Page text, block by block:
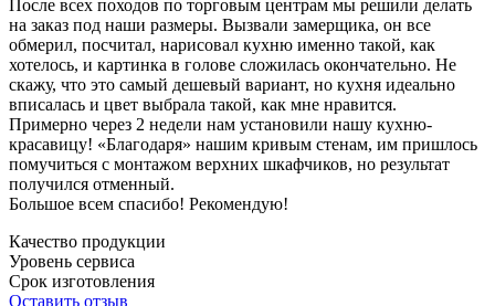
После всех походов по торговым центрам мы решили делать
на заказ под наши размеры. Вызвали замерщика, он все
обмерил, посчитал, нарисовал кухню именно такой, как
хотелось, и картинка в голове сложилась окончательно. Не
скажу, что это самый дешевый вариант, но кухня идеально
вписалась и цвет выбрала такой, как мне нравится.
Примерно через 2 недели нам установили нашу кухню-
красавицу! «Благодаря» нашим кривым стенам, им пришлось
помучиться с монтажом верхних шкафчиков, но результат
получился отменный.
Большое всем спасибо! Рекомендую!
Качество продукции
Уровень сервиса
Срок изготовления
Оставить отзыв